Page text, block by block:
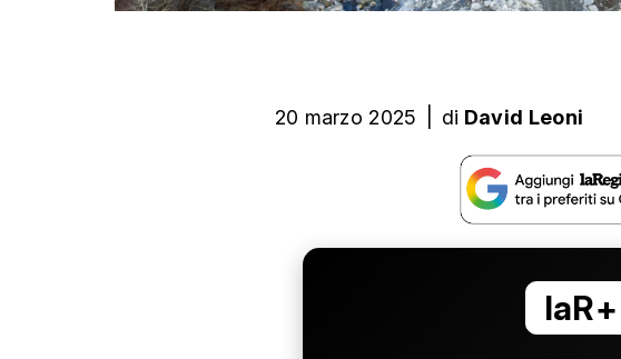
20 marzo 2025 di David Leoni
laR+